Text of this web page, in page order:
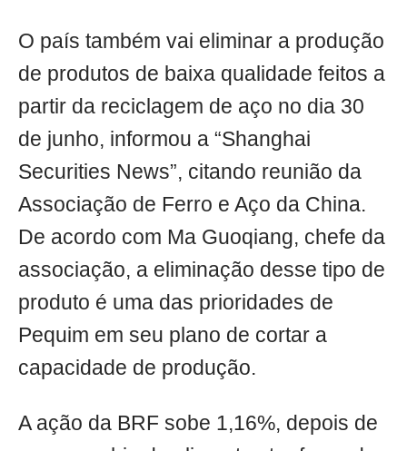
O país também vai eliminar a produção
de produtos de baixa qualidade feitos a
partir da reciclagem de aço no dia 30
de junho, informou a “Shanghai
Securities News”, citando reunião da
Associação de Ferro e Aço da China.
De acordo com Ma Guoqiang, chefe da
associação, a eliminação desse tipo de
produto é uma das prioridades de
Pequim em seu plano de cortar a
capacidade de produção.
A ação da BRF sobe 1,16%, depois de